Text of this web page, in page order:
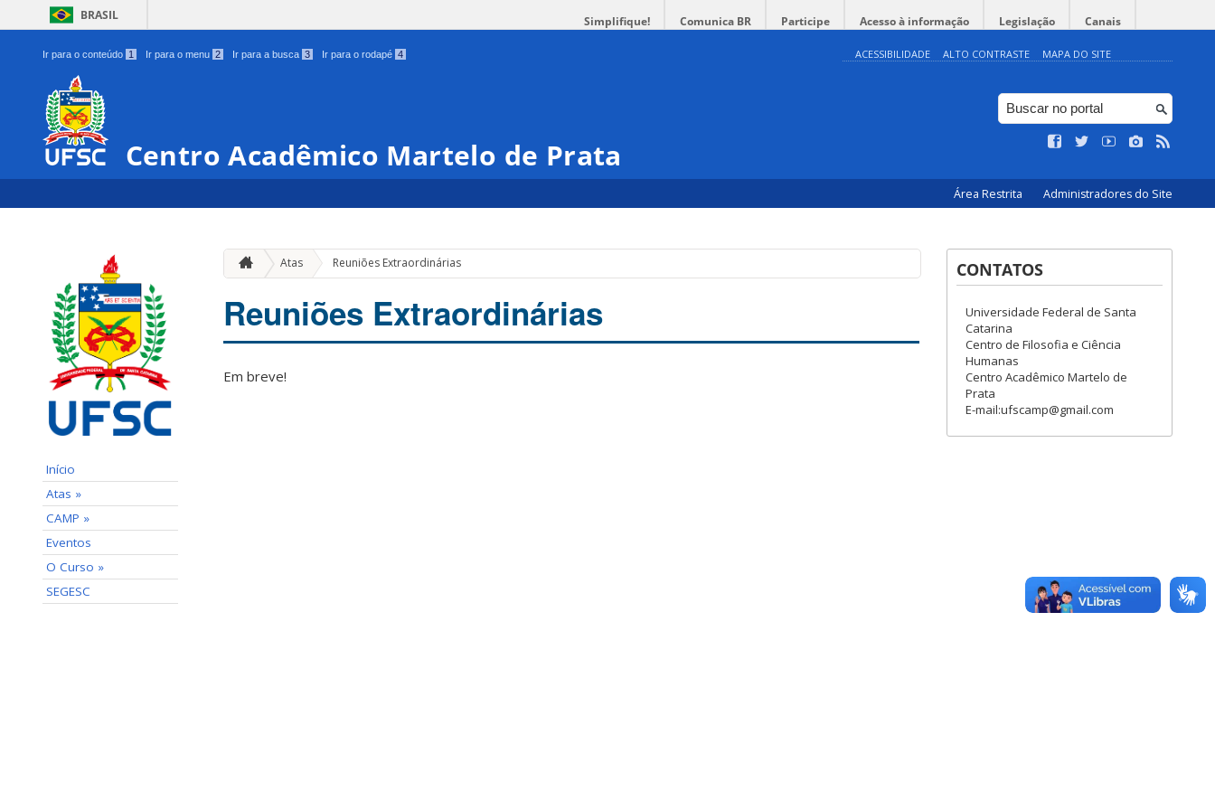
BRASIL Simplifique! Comunica BR Participe Acesso à informação Legislação Canais
Ir para o conteúdo 1 Ir para o menu 2 Ir para a busca 3 Ir para o rodapé 4 ACESSIBILIDADE ALTO CONTRASTE MAPA DO SITE
Centro Acadêmico Martelo de Prata
Área Restrita Administradores do Site
Início
Atas »
CAMP »
Eventos
O Curso »
SEGESC
Atas Reuniões Extraordinárias
Reuniões Extraordinárias
Em breve!
CONTATOS
Universidade Federal de Santa
Catarina
Centro de Filosofia e Ciência
Humanas
Centro Acadêmico Martelo de
Prata
E-mail:ufscamp@gmail.com